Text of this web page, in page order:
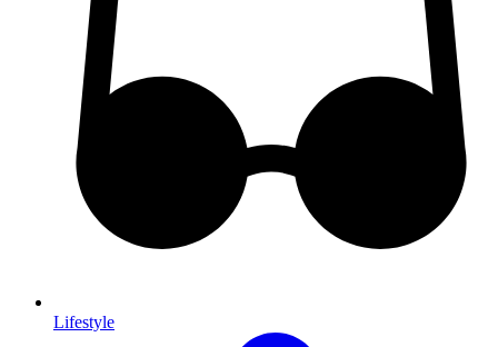
Lifestyle